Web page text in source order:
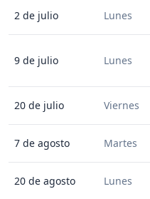
2 de julio Lunes
9 de julio Lunes
20 de julio Viernes
7 de agosto Martes
20 de agosto Lunes